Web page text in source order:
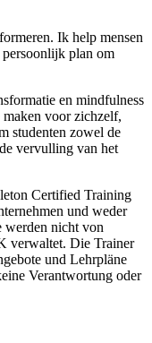
Ik help mensen
plan om
en mindfulness
voor zichzelf,
studenten zowel de
vervulling van het
Certified Training
und weder
werden nicht von
verwaltet. Die Trainer
und Lehrpläne
Verantwortung oder